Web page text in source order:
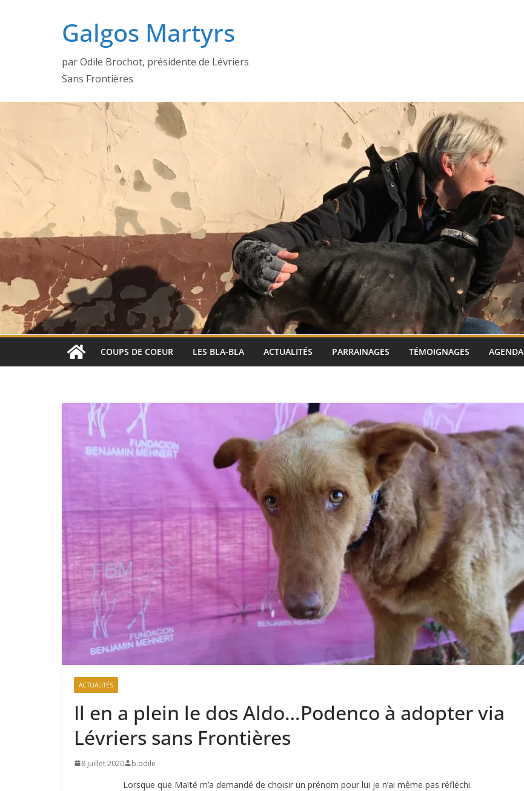
Galgos Martyrs
par Odile Brochot, présidente de Lévriers
Sans Frontières
COUPS DE COEUR LES BLA-BLA ACTUALITÉS PARRAINAGES TÉMOIGNAGES AGENDA
ACTUALITÉS
Il en a plein le dos Aldo…Podenco à adopter via
Lévriers sans Frontières
8 juillet 2020 b.odile
Lorsque que Maïté m’a demandé de choisir un prénom pour lui je n’ai même pas réfléchi.